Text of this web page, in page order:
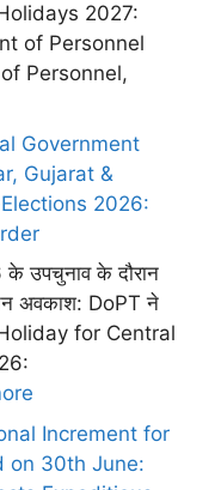
2027:
of Personnel
Personnel,
Government
Gujarat &
2026:
के उपचुनाव के दौरान
अवकाश: DoPT ने
Holiday for Central
Increment for
on 30th June: